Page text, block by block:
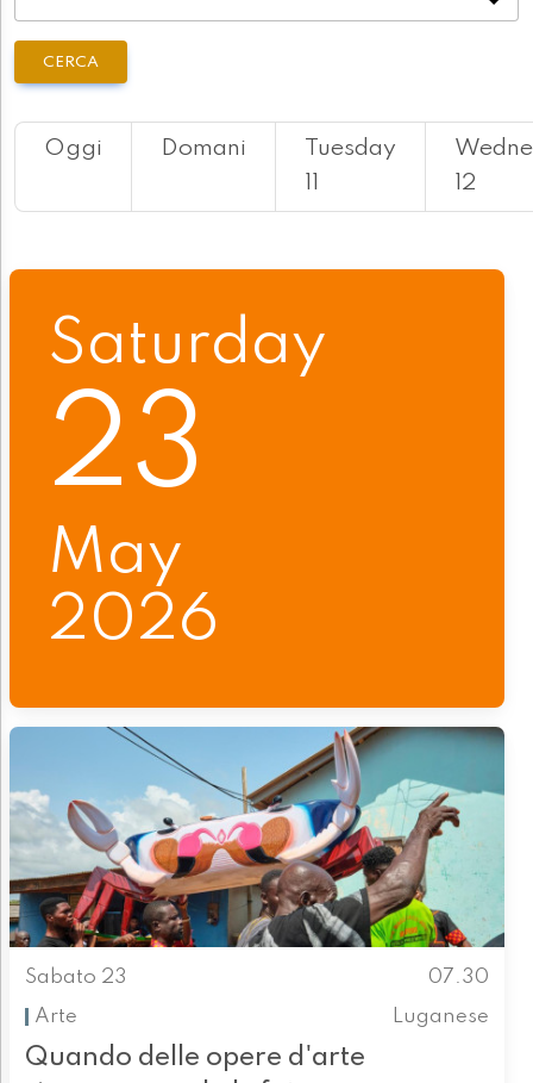
CERCA
Oggi Domani
Tuesday
11
12
Saturday
23
May
2026
Sabato 23
07.30
Arte
Luganese
Quando delle opere d'arte